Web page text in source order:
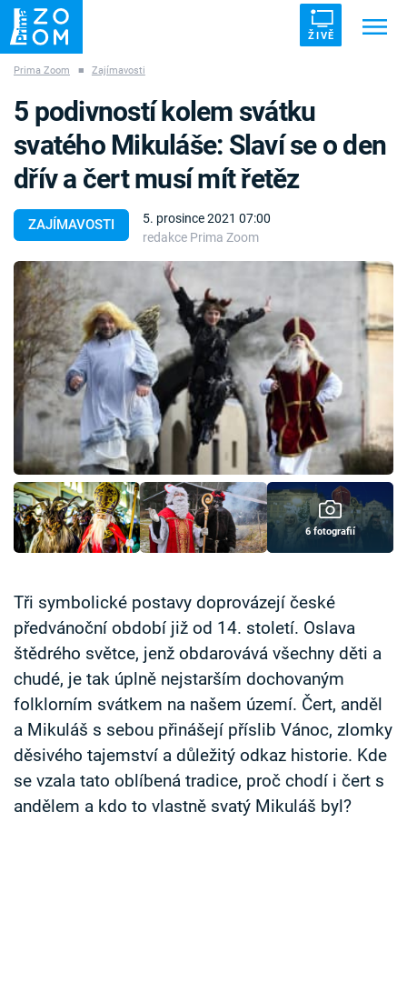
ŽIVĚ
ZÁHADY VETŘELCI DÁVNOVĚKU
Témata
Témata
Pořady
TV Program
Časopis
Sledujte prima+
Přihlášení
Sledujte nás
Prima Zoom ■ Zajímavosti
ZAJÍMAVOSTI
5. prosince 2021 07:00
redakce Prima Zoom
5 podivností kolem svátku
svatého Mikuláše: Slaví se o den
dřív a čert musí mít řetěz
6 fotografií
Tři symbolické postavy doprovázejí české
předvánoční období již od 14. století. Oslava
štědrého světce, jenž obdarovává všechny děti a
chudé, je tak úplně nejstarším dochovaným
folklorním svátkem na našem území. Čert, anděl
a Mikuláš s sebou přinášejí příslib Vánoc, zlomky
děsivého tajemství a důležitý odkaz historie. Kde
se vzala tato oblíbená tradice, proč chodí i čert s
andělem a kdo to vlastně svatý Mikuláš byl?